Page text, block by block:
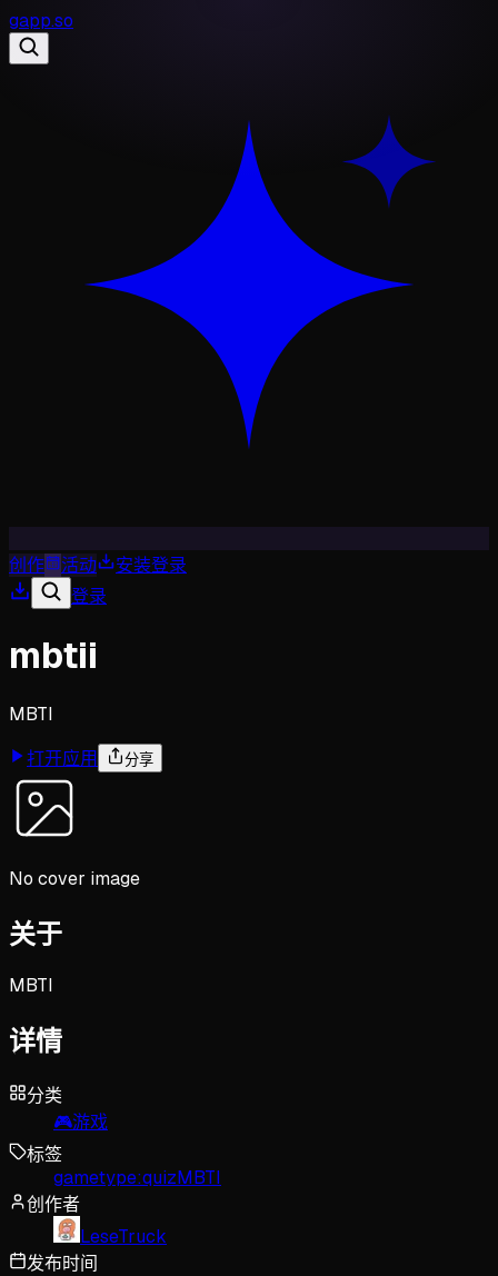
gapp.so
创作 活动 安装登录
登录
mbtii
MBTI
打开应用
分享
No cover image
关于
MBTI
详情
分类
🎮游戏
标签
gametype:quizMBTI
创作者
LeseTruck
发布时间